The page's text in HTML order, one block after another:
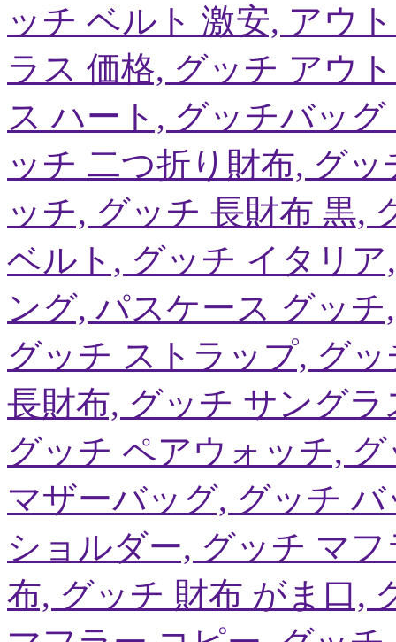
ッチ ベルト 激安, アウ
ラス 価格, グッチ アウ
ス ハート, グッチバッ
ッチ 二つ折り財布, グ
ッチ, グッチ 長財布 黒,
ベルト, グッチ イタリ
ング, パスケース グッ
グッチ ストラップ, グ
長財布, グッチ サング
グッチ ペアウォッチ,
マザーバッグ, グッチ
ショルダー, グッチ マ
布, グッチ 財布 がま口,